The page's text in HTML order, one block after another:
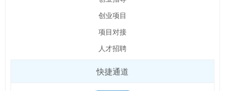
创业项目
项目对接
人才招聘
快捷通道